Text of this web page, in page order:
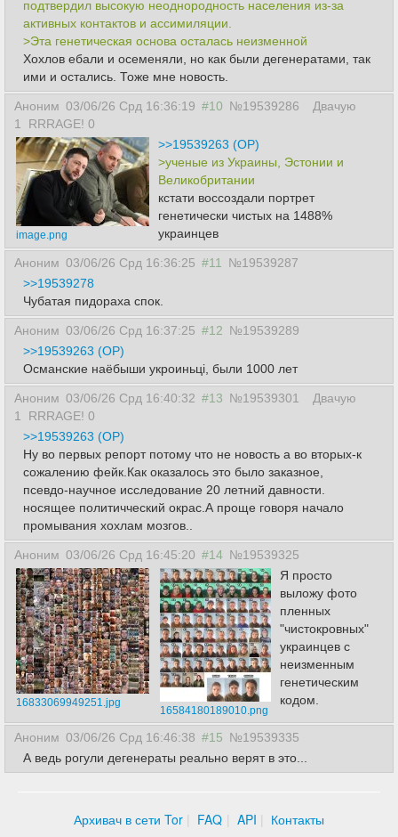
подтвердил высокую неоднородность населения из-за
активных контактов и ассимиляции.
>Эта генетическая основа осталась неизменной
Хохлов ебали и осеменяли, но как были дегенератами, так
ими и остались. Тоже мне новость.
Аноним 03/06/26 Срд 16:36:19 #10 №19539286
Двачую
1
RRRAGE! 0
image.png
>>19539263 (OP)
>ученые из Украины, Эстонии и
Великобритании
кстати воссоздали портрет
генетически чистых на 1488%
украинцев
Аноним 03/06/26 Срд 16:36:25 #11
№19539287
>>19539278
Чубатая пидораха спок.
Аноним 03/06/26 Срд 16:37:25 #12 №19539289
>>19539263 (OP)
Османские наёбыши укроиньцi, были 1000 лет
Аноним 03/06/26 Срд 16:40:32 #13 №19539301
Двачую
1
RRRAGE! 0
>>19539263 (OP)
Ну во первых репорт потому что не новость а во вторых-к
сожалению фейк.Как оказалось это было заказное,
псевдо-научное исследование 20 летний давности.
носящее политичческий окрас.А проще говоря начало
промывания хохлам мозгов..
Аноним 03/06/26 Срд 16:45:20 #14 №19539325
16833069949251.jpg
16584180189010.png
Я просто
выложу фото
пленных
"чистокровных"
украинцев с
неизменным
генетическим
кодом.
Аноним 03/06/26 Срд 16:46:38 #15 №19539335
А ведь рогули дегенераты реально верят в это...
Архивач в сети Tor FAQ API Контакты